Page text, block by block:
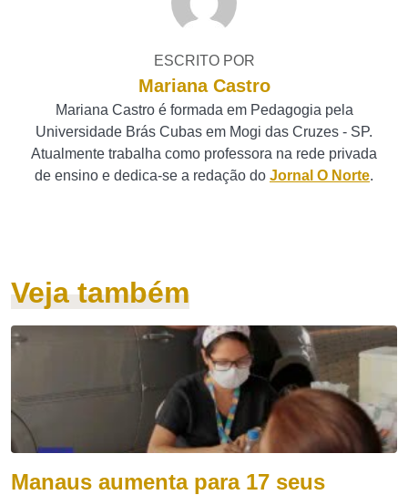
ESCRITO POR
Mariana Castro
Mariana Castro é formada em Pedagogia pela
Universidade Brás Cubas em Mogi das Cruzes - SP.
Atualmente trabalha como professora na rede privada
de ensino e dedica-se a redação do Jornal O Norte.
Veja também
Manaus aumenta para 17 seus